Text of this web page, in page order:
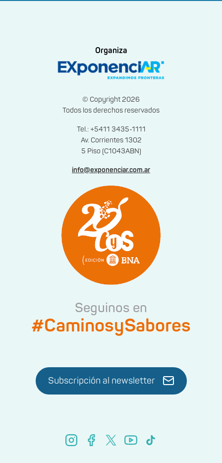
Organiza
© Copyright 2026
Todos los derechos reservados
Tel.: +5411 3435-1111
Av. Corrientes 1302
5 Piso (C1043ABN)
info@exponenciar.com.ar
Seguinos en
#CaminosySabores
Subscripción al newsletter